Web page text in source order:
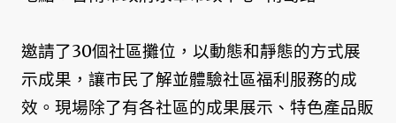
邀請了30個社區攤位，以動態和靜態的方式展
示成果，讓市民了解並體驗社區福利服務的成
效。現場除了有各社區的成果展示、特色產品販